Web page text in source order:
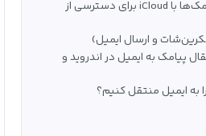
2. همگام‌سازی پیامک‌ها با iCloud برای دسترسی از
پیامک‌ به ایمیل در اندروید و
به ایمیل منتقل کنیم؟